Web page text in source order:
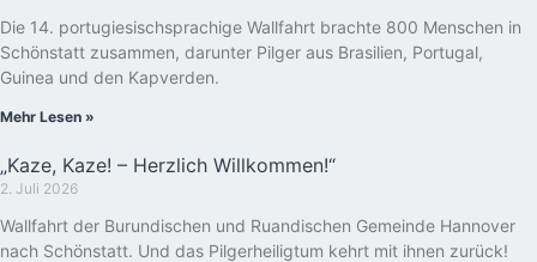
Die 14. portugiesischsprachige Wallfahrt brachte 800 Menschen in
Schönstatt zusammen, darunter Pilger aus Brasilien, Portugal,
Guinea und den Kapverden.
Mehr Lesen »
„Kaze, Kaze! – Herzlich Willkommen!“
2. Juli 2026
Wallfahrt der Burundischen und Ruandischen Gemeinde Hannover
nach Schönstatt. Und das Pilgerheiligtum kehrt mit ihnen zurück!